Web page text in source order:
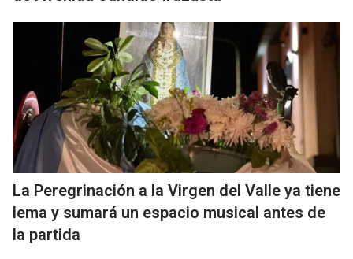
La Peregrinación a la Virgen del Valle ya tiene
lema y sumará un espacio musical antes de
la partida